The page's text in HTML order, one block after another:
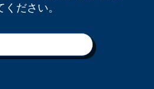
ださい。